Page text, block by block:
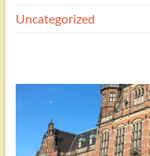
Uncategorized